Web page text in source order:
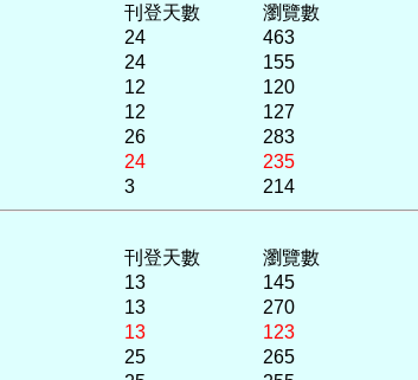
刊登天數 瀏覽數
24 463
24 155
12 120
12 127
26 283
24 235
3 214
刊登天數 瀏覽數
13 145
13 270
13 123
25 265